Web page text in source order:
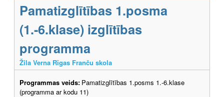
Pamatizglītības 1.posma
(1.-6.klase) izglītības
programma
Žila Verna Rīgas Franču skola
Programmas veids: Pamatizglītības 1.posms 1.-6.klase
(programma ar kodu 11)